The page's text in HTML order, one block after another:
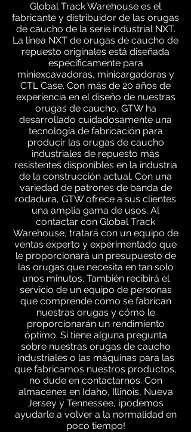
Global Track Warehouse es el
fabricante y distribuidor de las orugas
de caucho de la serie industrial NXT.
La línea NXT de orugas de caucho de
repuesto originales está diseñada
específicamente para
miniexcavadoras, minicargadoras y
CTL Case. Con más de 20 años de
experiencia en el diseño de nuestras
orugas de caucho, GTW ha
desarrollado cuidadosamente una
tecnología de fabricación para
producir las orugas de caucho
industriales de repuesto más
resistentes disponibles en la industria
de la construcción actual. Con una
variedad de patrones de banda de
rodadura, GTW ofrece a sus clientes
una amplia gama de usos. Al
contactar con Global Track
Warehouse, tratará con un equipo de
ventas experto y experimentado que
le proporcionará un presupuesto de
las orugas que necesita en tan solo
unos minutos. También recibirá el
servicio de un equipo de personas
que comprende cómo se fabrican
nuestras orugas y cómo le
proporcionarán un rendimiento
óptimo. Si tiene alguna pregunta
sobre nuestras orugas de caucho
industriales o las máquinas para las
que fabricamos nuestros productos,
no dude en contactarnos. Con
almacenes en Idaho, Illinois, Nueva
Jersey y Tennessee, ¡podemos
ayudarle a volver a la normalidad en
poco tiempo!